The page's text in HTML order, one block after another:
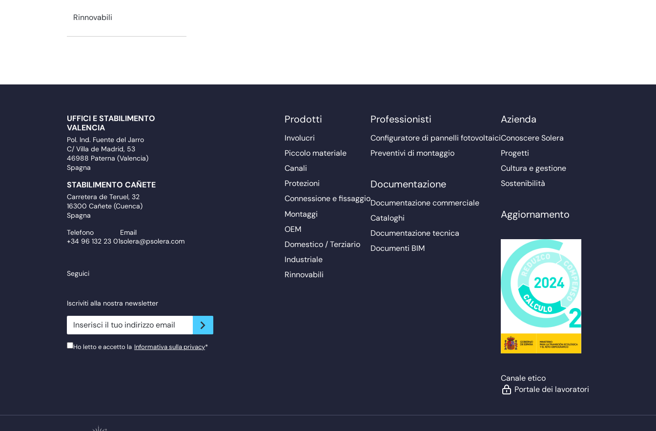
Rinnovabili
UFFICI E STABILIMENTO
VALENCIA
Pol. Ind. Fuente del Jarro
C/ Villa de Madrid, 53
46988 Paterna (Valencia)
Spagna
STABILIMENTO CAÑETE
Carretera de Teruel, 32
16300 Cañete (Cuenca)
Spagna
Telefono
+34 96 132 23 01
Email
solera@psolera.com
Seguici
Iscriviti alla nostra newsletter
newsletter.suscribe
Ho letto e accetto la Informativa sulla privacy*
Prodotti
Involucri
Piccolo materiale
Canali
Protezioni
Connessione e fissaggio
Montaggi
OEM
Domestico / Terziario
Industriale
Rinnovabili
Professionisti
Configuratore di pannelli fotovoltaici
Preventivi di montaggio
Documentazione
Documentazione commerciale
Cataloghi
Documentazione tecnica
Documenti BIM
Azienda
Conoscere Solera
Progetti
Cultura e gestione
Sostenibilità
Aggiornamento
Canale etico
Portale dei lavoratori